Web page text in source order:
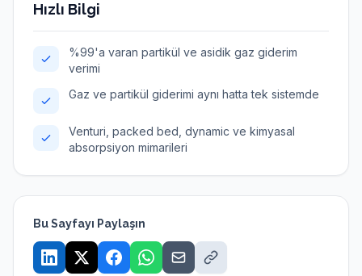
Hızlı Bilgi
%99'a varan partikül ve asidik gaz giderim
verimi
Gaz ve partikül giderimi aynı hatta tek sistemde
Venturi, packed bed, dynamic ve kimyasal
absorpsiyon mimarileri
Bu Sayfayı Paylaşın